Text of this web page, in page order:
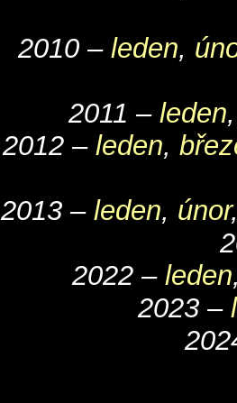
2010 – leden,
2011 – leden
2012 – leden,
2013 – leden, únor
2022 – leden
2023 –